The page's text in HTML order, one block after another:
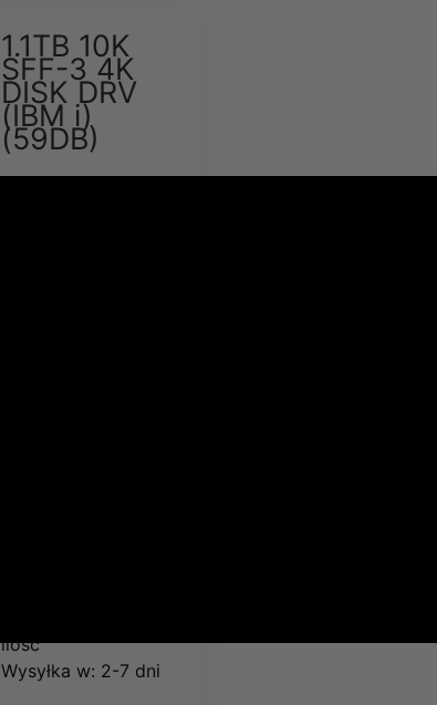
1.1TB 10K
SFF-3 4K
DISK DRV
(IBM i)
(59DB)
ilość
Wysyłka w: 2-7 dni